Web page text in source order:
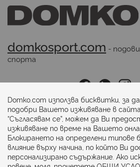
domkosport.com -
спорта
Последвайте ни:
Начини на плащане:
Domko.com използва бисквитки, за
подобри Вашето изживяване в
“Съгласявам се”, можем да Ви
изживяване по време на Вашето
Блокирането на определени типове
влияние върху начина, по който Ви
персонализирано съдържание. Ако